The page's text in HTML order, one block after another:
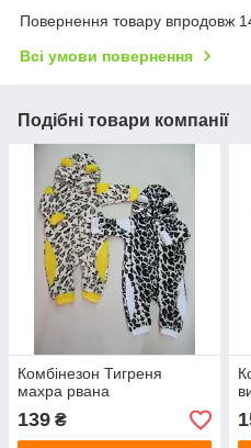
Повернення товару впродовж
Всі умови повернення
Подібні товари компанії
Комбінезон Тигреня
махра рвана
139 ₴